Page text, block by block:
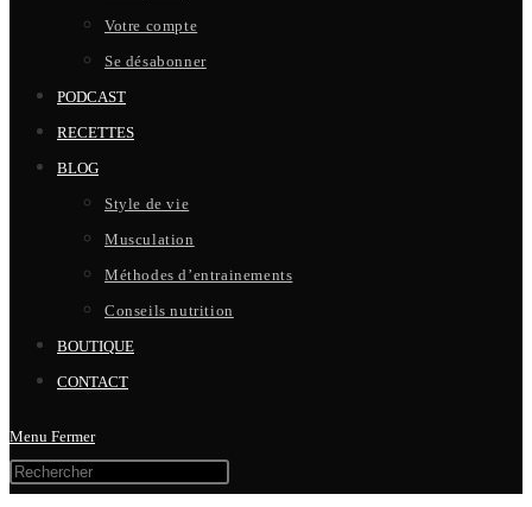
Votre compte
Se désabonner
PODCAST
RECETTES
BLOG
Style de vie
Musculation
Méthodes d’entrainements
Conseils nutrition
BOUTIQUE
CONTACT
Menu Fermer